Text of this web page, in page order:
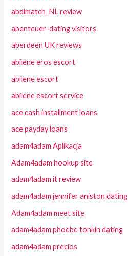
abdlmatch_NL review
abenteuer-dating visitors
aberdeen UK reviews
abilene eros escort
abilene escort
abilene escort service
ace cash installment loans
ace payday loans
adam4adam Aplikacja
Adam4adam hookup site
adam4adam it review
adam4adam jennifer aniston dating
Adam4adam meet site
adam4adam phoebe tonkin dating
adam4adam precios